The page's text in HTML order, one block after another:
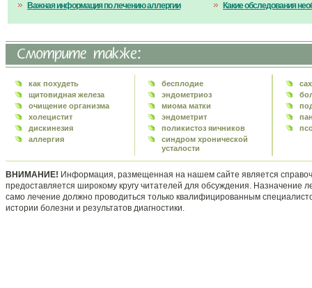
Важная информация по лечению аллергии Какие обследования
как похудеть
щитовидная железа
очищение организма
холецистит
дискинезия
аллергия
бесплодие
эндометриоз
миома матки
эндометрит
поликистоз яичников
синдром хронической
усталости
ВНИМАНИЕ! Информация, размещенная на нашем сайте является
предоставляется широкому кругу читателей для обсуждения. Назначение
само лечение должно проводиться только квалифицированным
истории болезни и результатов диагностики.